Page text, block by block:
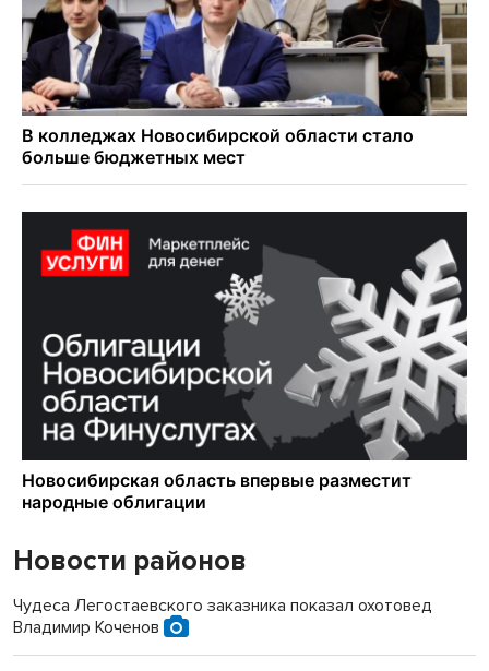
Новости районов
Чудеса Легостаевского заказника показал охотовед
Владимир Коченов